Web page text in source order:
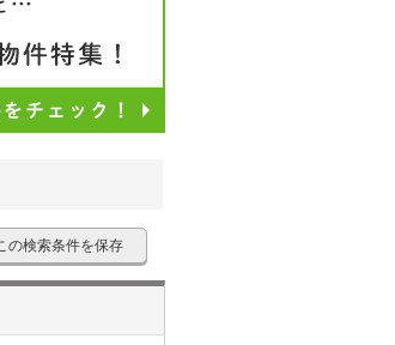
の検索条件を保存